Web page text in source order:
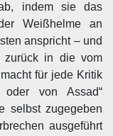
indem sie das
Weißhelme an
anspricht – und
zurück in die vom
für jede Kritik
oder von Assad“
selbst zugegeben
ausgeführt